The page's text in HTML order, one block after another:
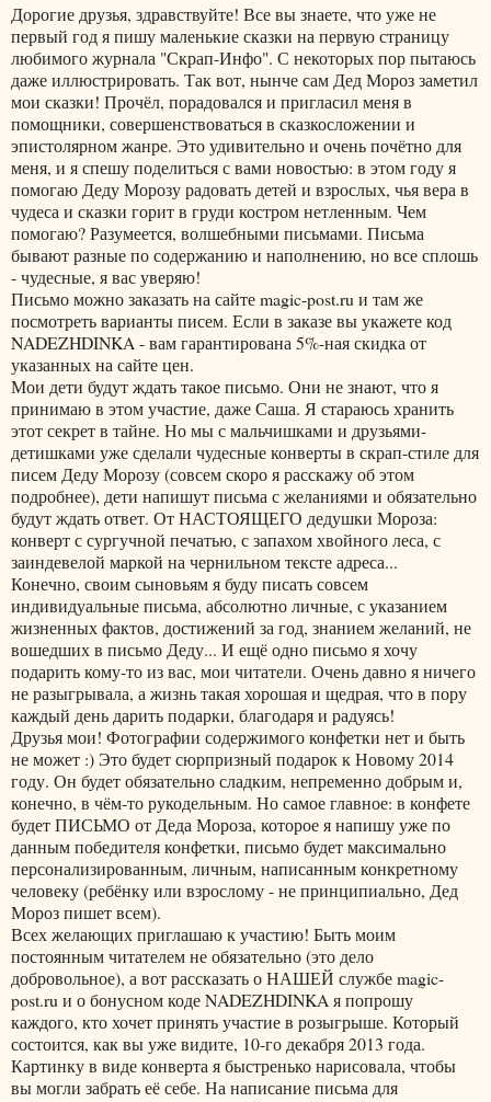
Дорогие друзья, здравствуйте! Все вы знаете, что уже не
первый год я пишу маленькие сказки на первую страницу
любимого журнала "Скрап-Инфо". С некоторых пор пытаюсь
даже иллюстрировать. Так вот, нынче сам Дед Мороз заметил
мои сказки! Прочёл, порадовался и пригласил меня в
помощники, совершенствоваться в сказкосложении и
эпистолярном жанре. Это удивительно и очень почётно для
меня, и я спешу поделиться с вами новостью: в этом году я
помогаю Деду Морозу радовать детей и взрослых, чья вера в
чудеса и сказки горит в груди костром нетленным. Чем
помогаю? Разумеется, волшебными письмами. Письма
бывают разные по содержанию и наполнению, но все сплошь
- чудесные, я вас уверяю!
Письмо можно заказать на сайте magic-post.ru и там же
посмотреть варианты писем. Если в заказе вы укажете код
NADEZHDINKA - вам гарантирована 5%-ная скидка от
указанных на сайте цен.
Мои дети будут ждать такое письмо. Они не знают, что я
принимаю в этом участие, даже Саша. Я стараюсь хранить
этот секрет в тайне. Но мы с мальчишками и друзьями-
детишками уже сделали чудесные конверты в скрап-стиле для
писем Деду Морозу (совсем скоро я расскажу об этом
подробнее), дети напишут письма с желаниями и обязательно
будут ждать ответ. От НАСТОЯЩЕГО дедушки Мороза:
конверт с сургучной печатью, с запахом хвойного леса, с
заиндевелой маркой на чернильном тексте адреса...
Конечно, своим сыновьям я буду писать совсем
индивидуальные письма, абсолютно личные, с указанием
жизненных фактов, достижений за год, знанием желаний, не
вошедших в письмо Деду... И ещё одно письмо я хочу
подарить кому-то из вас, мои читатели. Очень давно я ничего
не разыгрывала, а жизнь такая хорошая и щедрая, что в пору
каждый день дарить подарки, благодаря и радуясь!
Друзья мои! Фотографии содержимого конфетки нет и быть
не может :) Это будет сюрпризный подарок к Новому 2014
году. Он будет обязательно сладким, непременно добрым и,
конечно, в чём-то рукодельным. Но самое главное: в конфете
будет ПИСЬМО от Деда Мороза, которое я напишу уже по
данным победителя конфетки, письмо будет максимально
персонализированным, личным, написанным конкретному
человеку (ребёнку или взрослому - не принципиально, Дед
Мороз пишет всем).
Всех желающих приглашаю к участию! Быть моим
постоянным читателем не обязательно (это дело
добровольное), а вот рассказать о НАШЕЙ службе magic-
post.ru и о бонусном коде NADEZHDINKA я попрошу
каждого, кто хочет принять участие в розыгрыше. Который
состоится, как вы уже видите, 10-го декабря 2013 года.
Картинку в виде конверта я быстренько нарисовала, чтобы
вы могли забрать её себе. На написание письма для